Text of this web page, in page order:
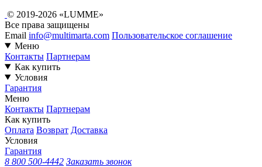
© 2019-2026 «LUMME»
Все права защищены
Email info@multimarta.com Пользовательское соглашение
Меню
Контакты Партнерам
Как купить
Условия
Гарантия
Меню
Контакты Партнерам
Как купить
Оплата Возврат Доставка
Условия
Гарантия
8 800 500-4442 Заказать звонок